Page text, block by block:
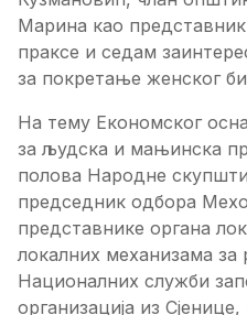
Марина као
праксе и седам
за покретање женског
На тему Економског
за људска и мањинска
полова Народне
председник одбора
представнике органа
локалних механизама
Националних служби
организација из